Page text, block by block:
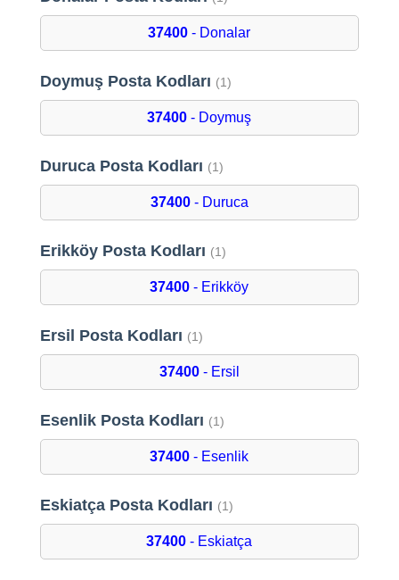
37400 - Donalar
Doymuş Posta Kodları (1)
37400 - Doymuş
Duruca Posta Kodları (1)
37400- Duruca
Erikköy Posta Kodları (1)
37400 - Erikköy
Ersil Posta Kodları (1)
37400- Ersil
Esenlik Posta Kodları (1)
37400 - Esenlik
Eskiatça Posta Kodları (1)
37400 - Eskiatça